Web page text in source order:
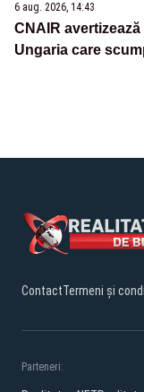
6 aug. 2026, 14:43
CNAIR
Ungaria care
ContactTermeni și
Parteneri: